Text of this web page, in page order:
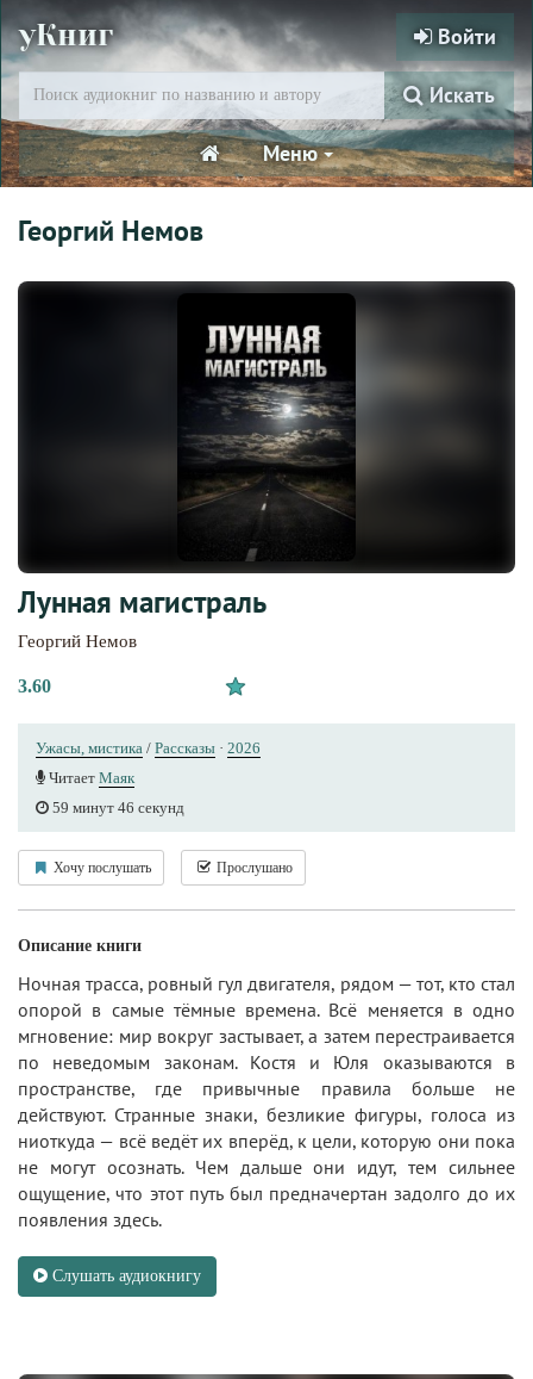
уКниг Войти
Искать
Меню
Георгий Немов
Лунная магистраль
Георгий Немов
3.60
Ужасы, мистика / Рассказы · 2026
Читает Маяк
59 минут 46 секунд
Хочу послушать Прослушано
Описание книги
Ночная трасса, ровный гул двигателя, рядом — тот, кто стал
опорой в самые тёмные времена. Всё меняется в одно
мгновение: мир вокруг застывает, а затем перестраивается
по неведомым законам. Костя и Юля оказываются в
пространстве, где привычные правила больше не
действуют. Странные знаки, безликие фигуры, голоса из
ниоткуда — всё ведёт их вперёд, к цели, которую они пока
не могут осознать. Чем дальше они идут, тем сильнее
ощущение, что этот путь был предначертан задолго до их
появления здесь.
Слушать аудиокнигу